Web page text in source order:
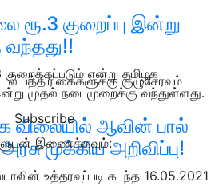
பத்திரிகைகளுக்கு குழுசேரவும்
Subscribe
இணைக்கவும்:
ரூ.3 குறைப்பு இன்று
வந்தது!!
என்று தமிழக
முதல் நடைமுறைக்கு வந்துள்ளது.
விலையில் ஆவின் பால்
முக்கிய அறிவிப்பு!
உத்தரவுப்படி கடந்த 16.05.2021